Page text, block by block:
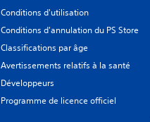
Conditions d'utilisation
Conditions d'annulation du PS Store
Classifications par âge
Avertissements relatifs à la santé
Développeurs
Programme de licence officiel